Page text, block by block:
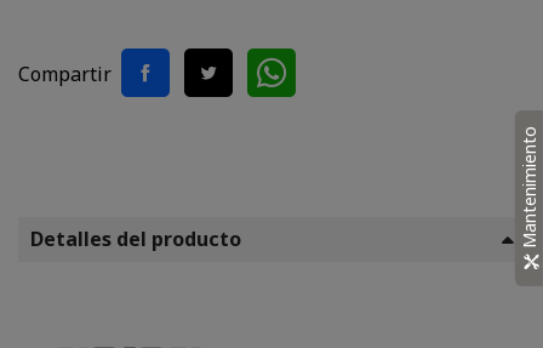
Compartir
Detalles del producto Mantenimiento